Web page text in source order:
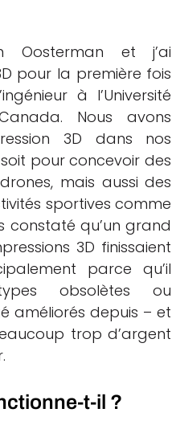
Oosterman et j’ai
pour la première fois
à l’Université
Nous avons
3D dans nos
pour concevoir des
mais aussi des
sportives comme
constaté qu’un grand
3D finissaient
parce qu’il
obsolètes ou
améliorés depuis – et
trop d’argent
t-il ?